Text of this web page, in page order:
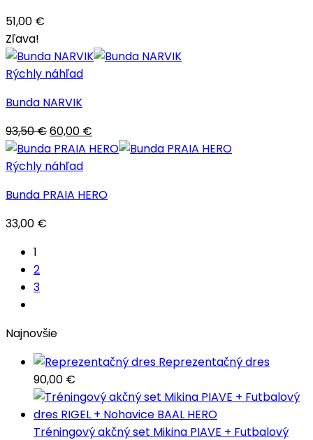
51,00 €
Zľava!
Rýchly náhľad
Bunda NARVIK
93,50€Pôvodná
cena
bola:
60,00 €
cena
Rýchly náhľad
Bunda PRAIA HERO
33,00 €
1
2
3
Najnovšie
Reprezentačný dres
90,00 €
Tréningový akčný set Mikina PIAVE + Futbalový